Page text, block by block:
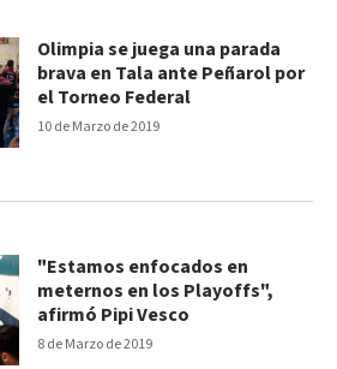
10 de Marzo de 2019
Olimpia se juega una parada
brava en Tala ante Peñarol por
el Torneo Federal
8 de Marzo de 2019
"Estamos enfocados en
meternos en los Playoffs",
afirmó Pipi Vesco